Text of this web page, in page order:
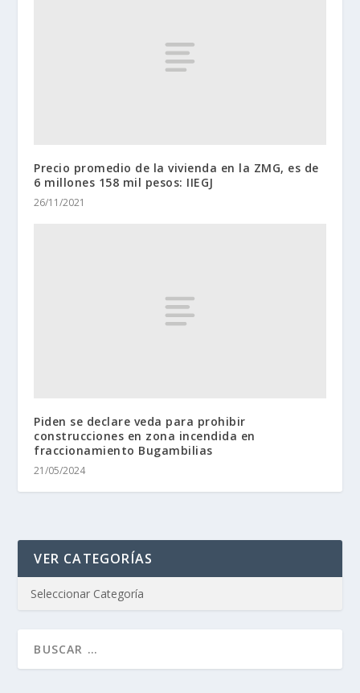
Precio promedio de la vivienda en la ZMG, es de
6 millones 158 mil pesos: IIEGJ
26/11/2021
Piden se declare veda para prohibir
construcciones en zona incendida en
fraccionamiento Bugambilias
21/05/2024
VER CATEGORÍAS